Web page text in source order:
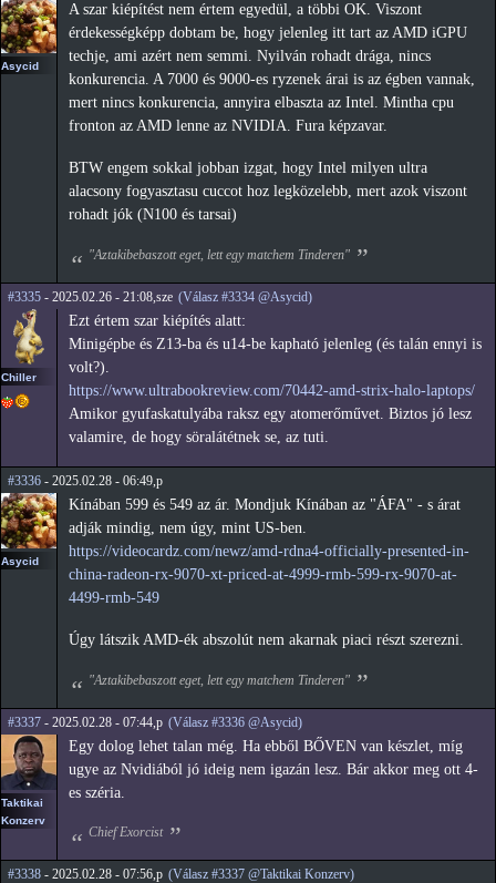
Asycid
A szar kiépítést nem értem egyedül, a többi OK. Viszont
érdekességképp dobtam be, hogy jelenleg itt tart az AMD iGPU
techje, ami azért nem semmi. Nyilván rohadt drága, nincs
konkurencia. A 7000 és 9000-es ryzenek árai is az égben vannak,
mert nincs konkurencia, annyira elbaszta az Intel. Mintha cpu
fronton az AMD lenne az NVIDIA. Fura képzavar.
BTW engem sokkal jobban izgat, hogy Intel milyen ultra
alacsony fogyasztasu cuccot hoz legközelebb, mert azok viszont
rohadt jók (N100 és tarsai)
"Aztakibebaszott eget, lett egy matchem Tinderen"
#3335 - 2025.02.26 - 21:08,sze (Válasz #3334 @Asycid)
Chiller
Ezt értem szar kiépítés alatt:
Minigépbe és Z13-ba és u14-be kapható jelenleg (és talán ennyi is
volt?).
https://www.ultrabookreview.com/70442-amd-strix-halo-laptops/
Amikor gyufaskatulyába raksz egy atomerőművet. Biztos jó lesz
valamire, de hogy söralátétnek se, az tuti.
#3336 - 2025.02.28 - 06:49,p
Asycid
Kínában 599 és 549 az ár. Mondjuk Kínában az "ÁFA" - s árat
adják mindig, nem úgy, mint US-ben.
https://videocardz.com/newz/amd-rdna4-officially-presented-in-
china-radeon-rx-9070-xt-priced-at-4999-rmb-599-rx-9070-at-
4499-rmb-549
Úgy látszik AMD-ék abszolút nem akarnak piaci részt szerezni.
"Aztakibebaszott eget, lett egy matchem Tinderen"
#3337 - 2025.02.28 - 07:44,p (Válasz #3336 @Asycid)
Taktikai
Konzerv
Egy dolog lehet talan még. Ha ebből BŐVEN van készlet, míg
ugye az Nvidiából jó ideig nem igazán lesz. Bár akkor meg ott 4-
es széria.
Chief Exorcist
#3338 - 2025.02.28 - 07:56,p (Válasz #3337 @Taktikai Konzerv)